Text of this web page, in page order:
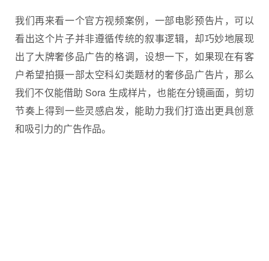
我们再来看一个官方视频案例，一部电影预告片，可以
看出这个片子并非遵循传统的叙事逻辑，却巧妙地展现
出了大牌奢侈品广告的格调，设想一下，如果现在有客
户希望拍摄一部太空科幻类题材的奢侈品广告片，那么
我们不仅能借助 Sora 生成样片，也能在分镜画面，剪切
节奏上得到一些灵感启发，能助力我们打造出更具创意
和吸引力的广告作品。